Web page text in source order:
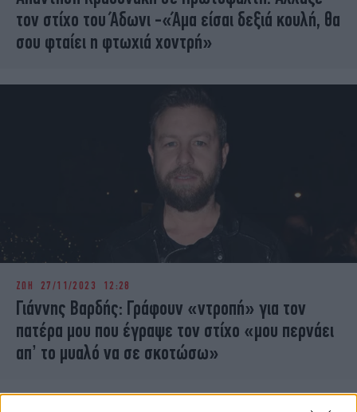
τον στίχο του Άδωνι -«Άμα είσαι δεξιά κουλή, θα
σου φταίει η φτωχιά χοντρή»
ΖΩΗ 27/11/2023 12:28
Γιάννης Βαρδής: Γράφουν «ντροπή» για τον
πατέρα μου που έγραψε τον στίχο «μου περνάει
απ’ το μυαλό να σε σκοτώσω»